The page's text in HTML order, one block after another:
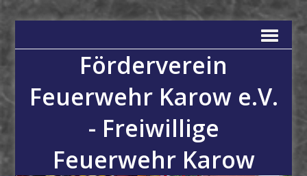
Förderverein
Feuerwehr Karow e.V.
- Freiwillige
Feuerwehr Karow